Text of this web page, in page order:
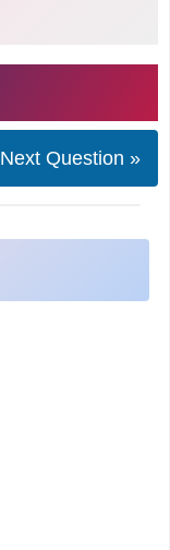
Next Question »